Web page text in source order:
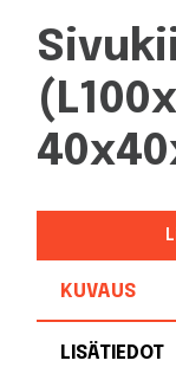
KUVAUS
LISÄTIEDOT